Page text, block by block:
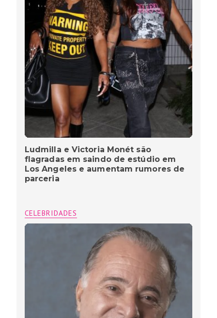
Ludmilla e Victoria Monét são
flagradas em saindo de estúdio em
Los Angeles e aumentam rumores de
parceria
CELEBRIDADES